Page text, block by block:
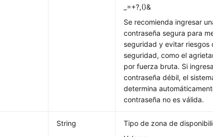
_=+?,()&
Se recomienda ingresar
contraseña segura para
seguridad y evitar riesgos
seguridad, como el
por fuerza bruta. Si
contraseña débil, el
determina
contraseña no es válida.
String
Tipo de zona de